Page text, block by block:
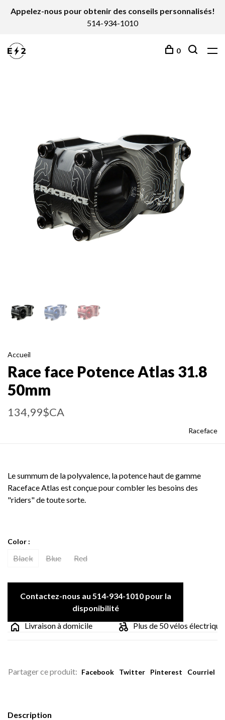
Appelez-nous pour obtenir des conseils personnalisés!
514-934-1010
0
Accueil
Race face Potence Atlas 31.8
50mm
134,99$CA
Raceface
Le summum de la polyvalence, la potence haut de gamme
Raceface Atlas est conçue pour combler les besoins des
"riders" de toute sorte.
Color :
Black Blue Red
Contactez-nous au 514-934-1010 pour la
disponibilité
Livraison à domicile
Plus de 50 vélos électriques
Partager ce produit: Facebook Twitter Pinterest Courriel
Description